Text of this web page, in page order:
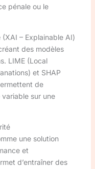
pénale ou le
– Explainable AI)
des modèles
LIME (Local
et SHAP
de
sur une
une solution
et
d’entraîner des